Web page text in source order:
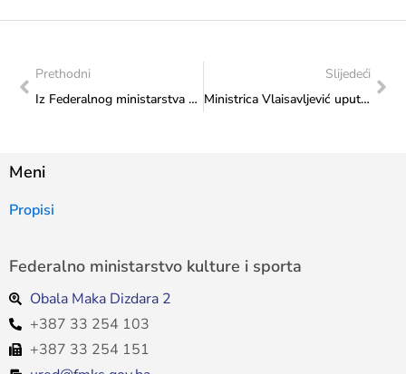
Prethodni
Iz Federalnog ministarstva kulture i sporta upućena čestitka povodom Dana općine Odžak
Slijedeći
Ministrica Vlaisavljević uputila čestitku Judo klubu „Borsa“ Mostar
Meni
Propisi
Federalno ministarstvo kulture i sporta
Obala Maka Dizdara 2
+387 33 254 103
+387 33 254 151